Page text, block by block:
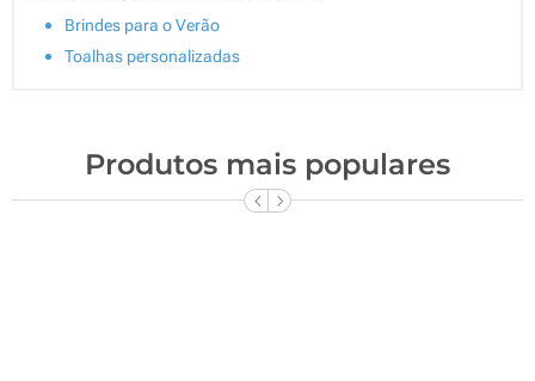
Brindes para o Verão
Toalhas personalizadas
Produtos mais populares